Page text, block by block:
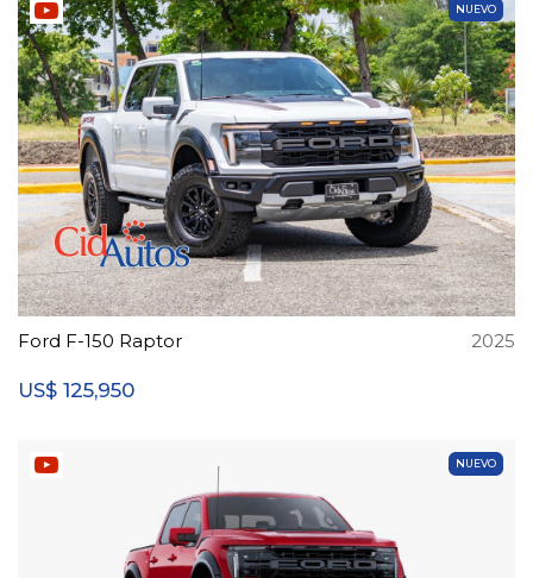
NUEVO
Ford F-150 Raptor 2025
US$ 125,950
NUEVO